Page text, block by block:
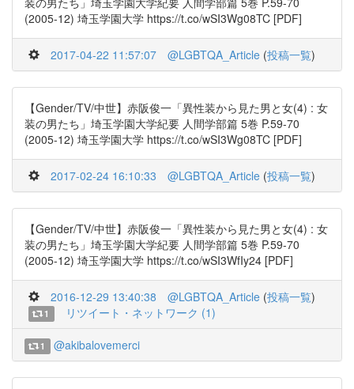
(2005-12) 埼玉学園大学 https://t.co/wSI3Wg08TC [PDF]
2017-04-22 11:57:07 @LGBTQA_Article (投稿一覧)
【Gender/TV/中世】赤阪俊一「異性装から見た男と女(4) : 女
装の男たち」埼玉学園大学紀要 人間学部篇 5巻 P.59-70
(2005-12) 埼玉学園大学 https://t.co/wSI3Wg08TC [PDF]
2017-02-24 16:10:33 @LGBTQA_Article (投稿一覧)
【Gender/TV/中世】赤阪俊一「異性装から見た男と女(4) : 女
装の男たち」埼玉学園大学紀要 人間学部篇 5巻 P.59-70
(2005-12) 埼玉学園大学 https://t.co/wSI3WfIy24 [PDF]
2016-12-29 13:40:38 @LGBTQA_Article (投稿一覧)
1 リツイート・ネットワーク (1)
1 @akibalovemerci